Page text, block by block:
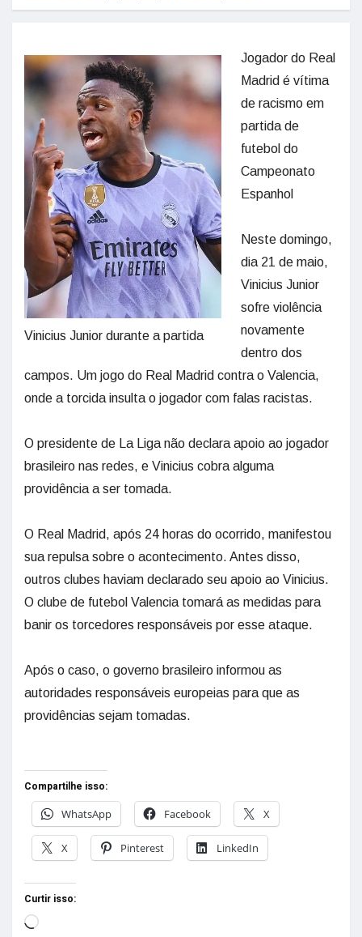
Vinicius Junior durante a partida
Jogador do Real
Madrid é vítima
de racismo em
partida de
futebol do
Campeonato
Espanhol
Neste domingo,
dia 21 de maio,
Vinicius Junior
sofre violência
novamente
dentro dos
campos. Um jogo do Real Madrid contra o Valencia,
onde a torcida insulta o jogador com falas racistas.
O presidente de La Liga não declara apoio ao jogador
brasileiro nas redes, e Vinicius cobra alguma
providência a ser tomada.
O Real Madrid, após 24 horas do ocorrido, manifestou
sua repulsa sobre o acontecimento. Antes disso,
outros clubes haviam declarado seu apoio ao Vinicius.
O clube de futebol Valencia tomará as medidas para
banir os torcedores responsáveis por esse ataque.
Após o caso, o governo brasileiro informou as
autoridades responsáveis europeias para que as
providências sejam tomadas.
Compartilhe isso:
WhatsApp
Facebook X
X Pinterest LinkedIn
Curtir isso: